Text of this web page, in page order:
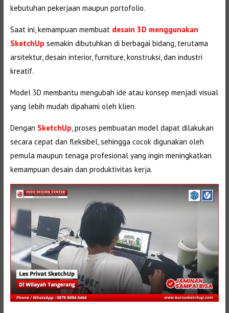
kebutuhan pekerjaan maupun portofolio.
Saat ini, kemampuan membuat desain 3D menggunakan
SketchUp semakin dibutuhkan di berbagai bidang, terutama
arsitektur, desain interior, furniture, konstruksi, dan industri
kreatif.
Model 3D membantu mengubah ide atau konsep menjadi visual
yang lebih mudah dipahami oleh klien.
Dengan SketchUp, proses pembuatan model dapat dilakukan
secara cepat dan fleksibel, sehingga cocok digunakan oleh
pemula maupun tenaga profesional yang ingin meningkatkan
kemampuan desain dan produktivitas kerja.